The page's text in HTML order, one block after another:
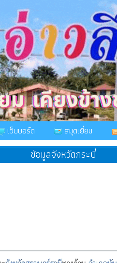
เว็บบอร์ด สมุดเยี่ยม
ข้อมูลจังหวัดกระบี่